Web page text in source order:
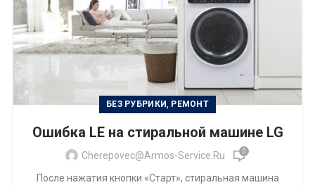
БЕЗ РУБРИКИ, РЕМОНТ
Ошибка LE на стиральной машине LG
Cherepovec@armos-Service.ru 0
После нажатия кнопки «Старт», стиральная машина